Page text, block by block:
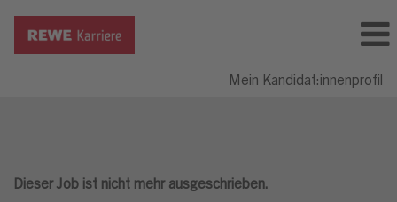
Mein Kandidat:innenprofil
Dieser Job ist nicht mehr ausgeschrieben.